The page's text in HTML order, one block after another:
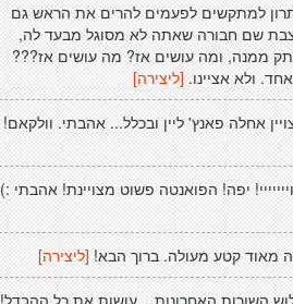
למתקשים לפעמים להרים את הראש גם
נצבת שם חבורה שאתה לא מסוגל מבעד לה,
ממנה, ומה עושים אז? מה עושים אז???
ולא אציינו. [ליצירה]
אחלה פאנץ' ליין ובכלל... אהבתי. וולקאם!
יפה! הפואנטה פשוט מצויינת! אהבתי :)
מאוד קטע מעולה. ברוך הבא! [ליצירה]
השורות האחרונות... עושות את כל ההבדל!